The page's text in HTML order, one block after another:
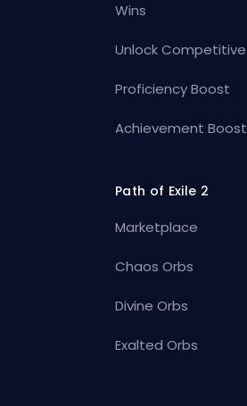
Wins
Unlock Competitive
Proficiency Boost
Achievement Boost
Path of Exile 2
Marketplace
Chaos Orbs
Divine Orbs
Exalted Orbs